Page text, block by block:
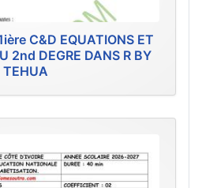
C&D EQUATIONS ET
2nd DEGRE DANS R BY
TEHUA